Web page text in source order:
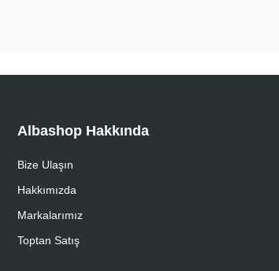
Albashop Hakkında
Bize Ulaşın
Hakkımızda
Markalarımız
Toptan Satış